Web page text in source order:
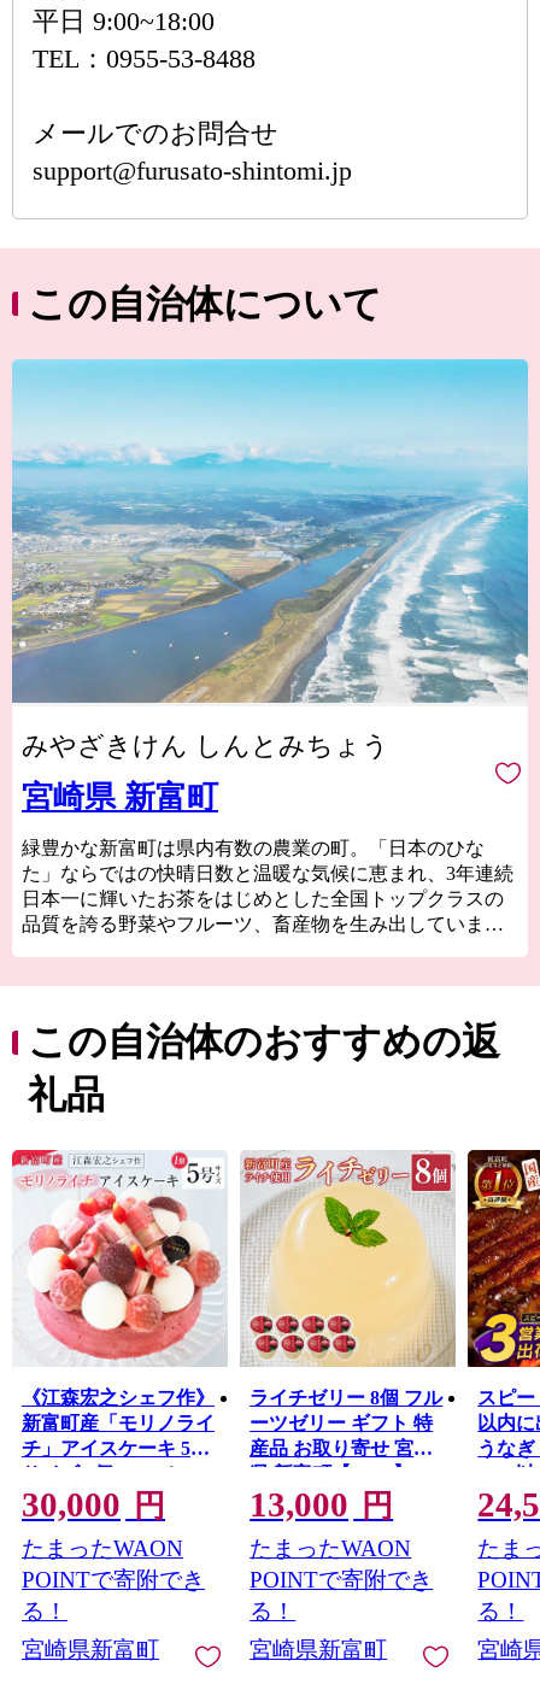
平日 9:00~18:00
TEL：0955-53-8488
メールでのお問合せ
support@furusato-shintomi.jp
この自治体について
みやざきけん しんとみちょう
宮崎県 新富町
緑豊かな新富町は県内有数の農業の町。「日本のひな
た」ならではの快晴日数と温暖な気候に恵まれ、3年連続
日本一に輝いたお茶をはじめとした全国トップクラスの
品質を誇る野菜やフルーツ、畜産物を生み出していま
チ」のブランドは、各種メディアに取り上げられたほ
か、銀座の一流菓子店に愛用されるなど、全国的に高い
知名度を得ています。
物・アカウミガメの貴重な産卵地。日本遺産に選定され
た古墳群や、400年の時を越えて受け継がれている神楽が
地域に息づいており、歴史の色濃いふるさとでもありま
す。
また、新富町は全国と比較しても若い農家が多く、新し
い農業への取り組みが活発な自治体です。「100年先も続
く農業」を確立するため、昔ながらの農業からアグリテ
ック（農業×IT）まで、さまざまなスタイルの農業が行わ
れています。
富んでいく町です。
この自治体のおすすめの返
礼品
《江森宏之シェフ作》
新富町産「モリノライ
チ」アイスケーキ 5号
サイズ 1個 15cmホー
ル【D131】
30,000 円
たまったWAON
POINTで寄附でき
る！
宮崎県新富町
ライチゼリー 8個 フル
ーツゼリー ギフト 特
産品 お取り寄せ 宮崎
県 新富町【B453】
13,000 円
たまったWAON
POINTで寄附でき
る！
宮崎県新富町
スピ
以内
うな
840g
すす
装 鰻
【
たま
る！
宮崎